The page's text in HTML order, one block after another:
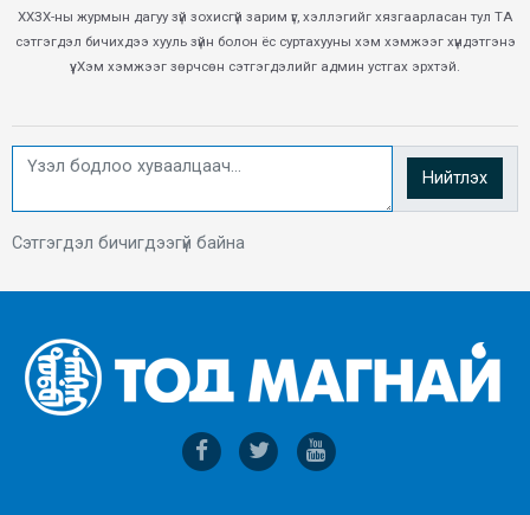
ХХЗХ-ны журмын дагуу зүй зохисгүй зарим үг, хэллэгийг хязгаарласан тул ТА
сэтгэгдэл бичихдээ хууль зүйн болон ёс суртахууны хэм хэмжээг хүндэтгэнэ
үү. Хэм хэмжээг зөрчсөн сэтгэгдэлийг админ устгах эрхтэй.
Нийтлэх
Сэтгэгдэл бичигдээгүй байна